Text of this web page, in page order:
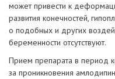
может привести к
развития конечностей,
о подобных и других
беременности отсутствуют.
Прием препарата в период
за проникновения